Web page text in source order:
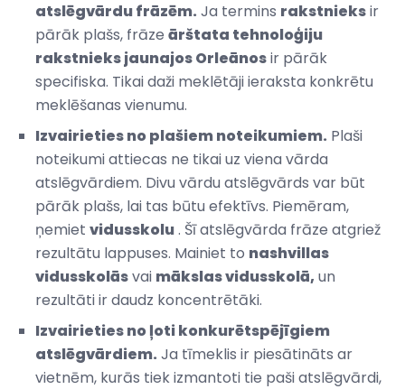
atslēgvārdu frāzēm. Ja termins rakstnieksir
pārāk plašs, frāze ārštata tehnoloģiju
rakstnieks jaunajos Orleānosir pārāk
specifiska. Tikai daži meklētāji ieraksta konkrētu
meklēšanas vienumu.
Izvairieties no plašiem noteikumiem. Plaši
noteikumi attiecas ne tikai uz viena vārda
atslēgvārdiem. Divu vārdu atslēgvārds var būt
pārāk plašs, lai tas būtu efektīvs. Piemēram,
ņemiet vidusskolu. Šī atslēgvārda frāze atgriež
rezultātu lappuses. Mainiet to nashvillas
vidusskolāsvai mākslas vidusskolā, un
rezultāti ir daudz koncentrētāki.
Izvairieties no ļoti konkurētspējīgiem
atslēgvārdiem. Ja tīmeklis ir piesātināts ar
vietnēm, kurās tiek izmantoti tie paši atslēgvārdi,